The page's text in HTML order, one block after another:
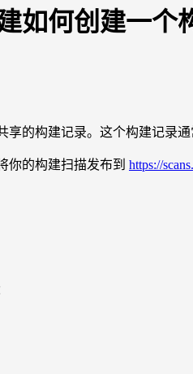
如何创建一个
享的构建记录。这个构建记录
你的构建扫描发布到 https://